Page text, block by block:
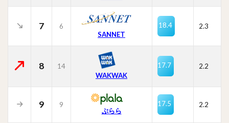
7
6
SANNET
18.4 2.3
8
14
WAKWAK
17.7 2.2
9 9
ぷらら
17.5 2.2